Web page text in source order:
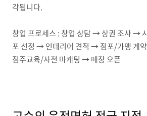
각됩니다.
창업 프로세스 : 창업 상담 → 상권 조사 →
포 선정 → 인테리어 견적 → 점포/가맹 계
점주교육/사전 마케팅 → 매장 오픈